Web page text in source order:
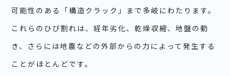
可能性のある「構造クラック」まで多岐にわたります。
これらのひび割れは、経年劣化、乾燥収縮、地盤の動
き、さらには地震などの外部からの力によって発生する
ことがほとんどです。